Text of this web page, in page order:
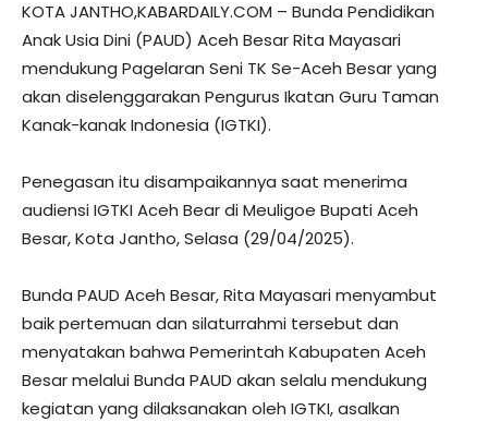
KOTA JANTHO,KABARDAILY.COM – Bunda Pendidikan
Anak Usia Dini (PAUD) Aceh Besar Rita Mayasari
mendukung Pagelaran Seni TK Se-Aceh Besar yang
akan diselenggarakan Pengurus Ikatan Guru Taman
Kanak-kanak Indonesia (IGTKI).
Penegasan itu disampaikannya saat menerima
audiensi IGTKI Aceh Bear di Meuligoe Bupati Aceh
Besar, Kota Jantho, Selasa (29/04/2025).
Bunda PAUD Aceh Besar, Rita Mayasari menyambut
baik pertemuan dan silaturrahmi tersebut dan
menyatakan bahwa Pemerintah Kabupaten Aceh
Besar melalui Bunda PAUD akan selalu mendukung
kegiatan yang dilaksanakan oleh IGTKI, asalkan